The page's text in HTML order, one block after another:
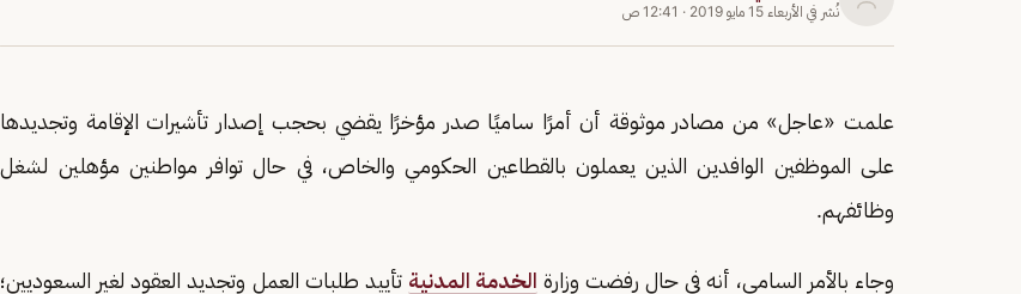
نُشر في الأربعاء 15 مايو 2019 · 12:41 ص
علمت «عاجل» من مصادر موثوقة أن أمرًا ساميًا صدر مؤخرًا يقضي بحجب إصدار تأشيرات الإقامة وتجديدها
على الموظفين الوافدين الذين يعملون بالقطاعين الحكومي والخاص، في حال توافر مواطنين مؤهلين لشغل
وظائفهم.
وجاء بالأمر السامي، أنه في حال رفضت وزارة الخدمة المدنية تأييد طلبات العمل وتجديد العقود لغير السعوديين؛